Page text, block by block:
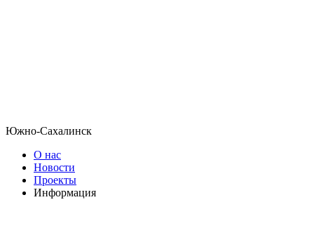
Южно-Сахалинск
О нас
Новости
Проекты
Информация